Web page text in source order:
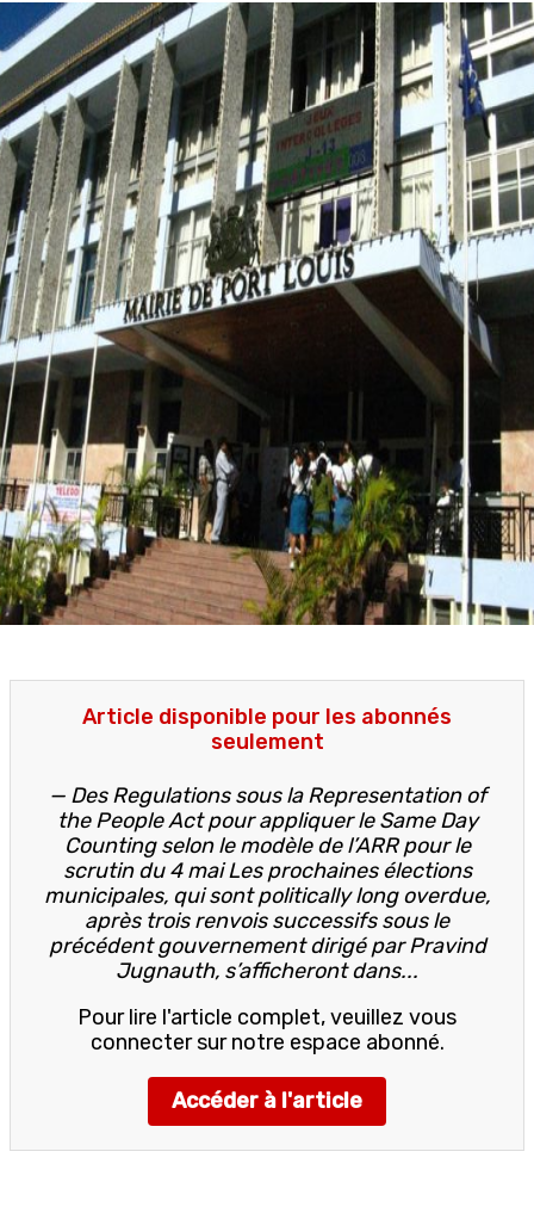
Article disponible pour les abonnés
seulement
— Des Regulations sous la Representation of
the People Act pour appliquer le Same Day
Counting selon le modèle de l’ARR pour le
scrutin du 4 mai Les prochaines élections
municipales, qui sont politically long overdue,
après trois renvois successifs sous le
précédent gouvernement dirigé par Pravind
Jugnauth, s’afficheront dans...
Pour lire l'article complet, veuillez vous
connecter sur notre espace abonné.
Accéder à l'article